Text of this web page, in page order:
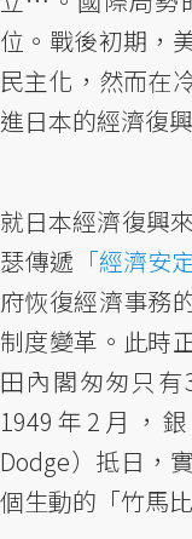
位。戰後初期，
民主化，然而在
進日本的經濟復
就日本經濟復興
瑟傳遞 「經濟安
府恢復經濟事務
制度變革。此時
田內閣匆匆只
1949年2月，
Dodge）抵日，
個生動的「竹馬